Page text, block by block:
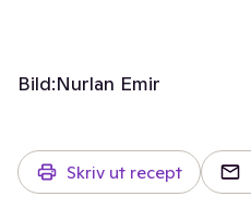
Bild:Nurlan Emir
Skriv ut recept